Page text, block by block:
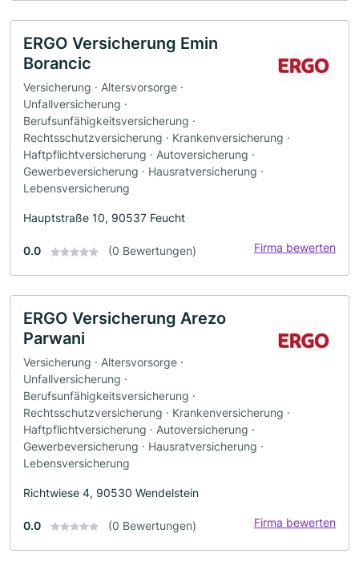
ERGO Versicherung Emin
Borancic
Versicherung · Altersvorsorge ·
Unfallversicherung ·
Berufsunfähigkeitsversicherung ·
Rechtsschutzversicherung · Krankenversicherung ·
Haftpflichtversicherung · Autoversicherung ·
Gewerbeversicherung · Hausratversicherung ·
Lebensversicherung
Hauptstraße 10, 90537 Feucht
0.0 (0 Bewertungen) Firma bewerten
ERGO Versicherung Arezo
Parwani
Versicherung · Altersvorsorge ·
Unfallversicherung ·
Berufsunfähigkeitsversicherung ·
Rechtsschutzversicherung · Krankenversicherung ·
Haftpflichtversicherung · Autoversicherung ·
Gewerbeversicherung · Hausratversicherung ·
Lebensversicherung
Richtwiese 4, 90530 Wendelstein
0.0 (0 Bewertungen) Firma bewerten